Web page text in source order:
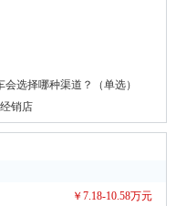
￥7.18-10.58万元